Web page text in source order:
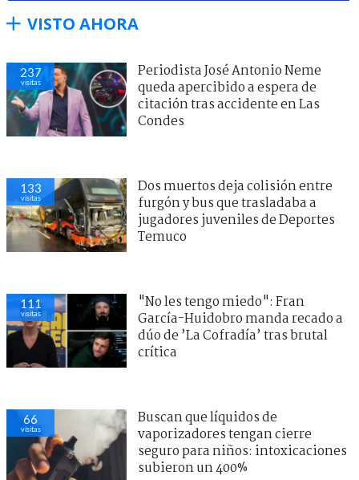
VISTO AHORA
237
visitas
Periodista José Antonio Neme
queda apercibido a espera de
citación tras accidente en Las
Condes
133
visitas
Dos muertos deja colisión entre
furgón y bus que trasladaba a
jugadores juveniles de Deportes
Temuco
111
visitas
"No les tengo miedo": Fran
García-Huidobro manda recado a
dúo de ’La Cofradía’ tras brutal
crítica
66
visitas
Buscan que líquidos de
vaporizadores tengan cierre
seguro para niños: intoxicaciones
subieron un 400%